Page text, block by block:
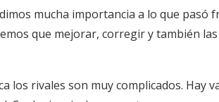
mucha importancia a lo que pasó
que mejorar, corregir y también
los rivales son muy complicados. Hay